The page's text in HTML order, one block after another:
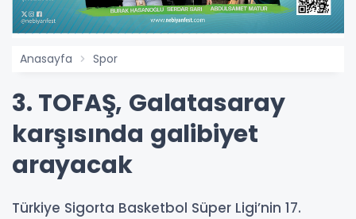
Anasayfa Spor
3. TOFAŞ, Galatasaray
karşısında galibiyet
arayacak
Türkiye Sigorta Basketbol Süper Ligi’nin 17.